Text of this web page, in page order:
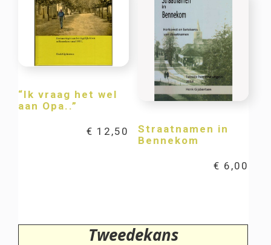
“Ik vraag het wel
aan Opa..”
€ 12,50
Straatnamen in
Bennekom
€ 6,00
Tweedekans